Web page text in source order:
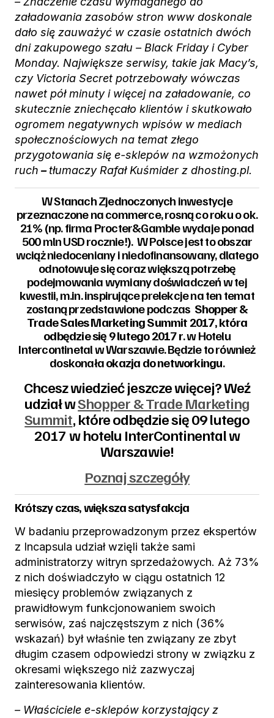
załadowania zasobów stron www doskonale
dało się zauważyć w czasie ostatnich dwóch
dni zakupowego szału – Black Friday i Cyber
Monday. Największe serwisy, takie jak Macy’s,
czy Victoria Secret potrzebowały wówczas
nawet pół minuty i więcej na załadowanie, co
skutecznie zniechęcało klientów i skutkowało
ogromem negatywnych wpisów w mediach
społecznościowych na temat złego
przygotowania się e-sklepów na wzmożonych
ruch –tłumaczy Rafał Kuśmider z dhosting.pl.
W Stanach Zjednoczonych inwestycje
przeznaczone na commerce, rosną co roku o ok.
21% (np. firma Procter&Gamble wydaje ponad
500 mln USD rocznie!). W Polsce jest to obszar
wciąż niedoceniany i niedofinansowany, dlatego
odnotowuje się coraz większą potrzebę
podejmowania wymiany doświadczeń w tej
kwestii, m.in. inspirujące prelekcje na ten temat
zostaną przedstawione podczas Shopper &
Trade Sales Marketing Summit 2017, która
odbędzie się 9 lutego 2017 r. w Hotelu
Intercontinetal w Warszawie. Będzie to również
doskonałaokazja do networkingu.
Chcesz wiedzieć jeszcze więcej? Weź
udział wShopper & Trade Marketing
Summit, które odbędzie się 09 lutego
2017 w hotelu InterContinental w
Warszawie!
Poznaj szczegóły
Krótszy czas, większa satysfakcja
W badaniu przeprowadzonym przez ekspertów
z Incapsula udział wzięli także sami
administratorzy witryn sprzedażowych. Aż 73%
z nich doświadczyło w ciągu ostatnich 12
miesięcy problemów związanych z
prawidłowym funkcjonowaniem swoich
serwisów, zaś najczęstszym z nich (36%
wskazań) był właśnie ten związany ze zbyt
długim czasem odpowiedzi strony w związku z
okresami większego niż zazwyczaj
zainteresowania klientów.
– Właściciele e-sklepów korzystający z